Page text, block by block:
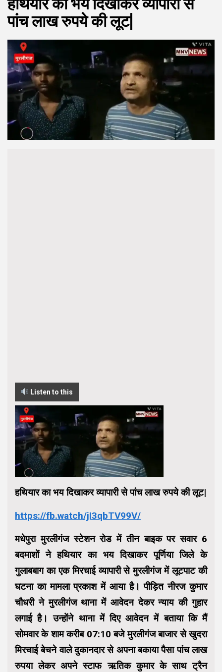
हथियार का भय दिखाकर व्यापारी से
पांच लाख रुपये की लूट|
Listen to this
हथियार का भय दिखाकर व्यापारी से पांच लाख रुपये की लूट|
https://fb.watch/jI3qbTV99V/
मधेपुरा मुरलीगंज स्टेशन रोड में तीन बाइक पर सवार 6
बदमाशों ने हथियार का भय दिखाकर पूर्णिया जिले के
गुलाबबाग का एक मिरचाई व्यापारी से मुरलीगंज में लूटपाट की
घटना का मामला प्रकाश में आया है। पीड़ित नीरज कुमार
चौधरी ने मुरलीगंज थाना में आवेदन देकर न्याय की गुहार
लगाई है। उन्होंने थाना में दिए आवेदन में बताया कि मैं
सोमवार के शाम करीब 07:10 बजे मुरलीगंज बाजार से खुदरा
मिरचाई बेचने वाले दुकानदार से अपना बकाया पैसा पांच लाख
रुपया लेकर अपने स्टाफ ऋतिक कुमार के साथ ट्रैन